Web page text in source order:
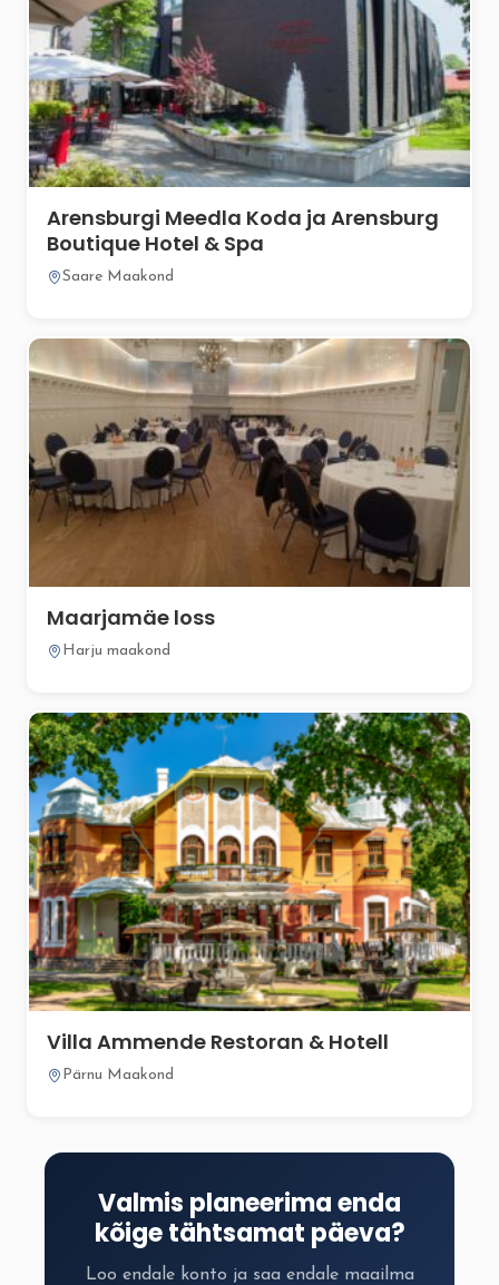
Arensburgi Meedla Koda ja Arensburg
Boutique Hotel & Spa
Saare Maakond
Maarjamäe loss
Harju maakond
Villa Ammende Restoran & Hotell
Pärnu Maakond
Valmis planeerima enda
kõige tähtsamat päeva?
Loo endale konto ja saa endale maailma